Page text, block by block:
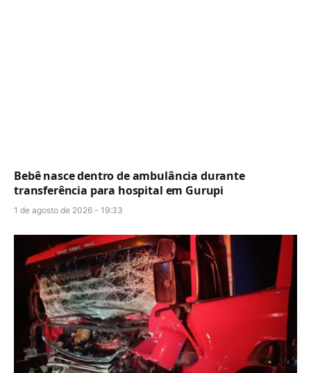
Bebê nasce dentro de ambulância durante
transferência para hospital em Gurupi
1 de agosto de 2026 - 19:33